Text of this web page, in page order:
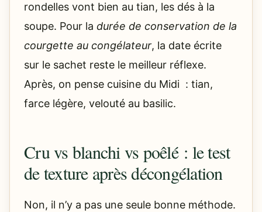
rondelles vont bien au tian, les dés à la
soupe. Pour la durée de conservation de la
courgette au congélateur, la date écrite
sur le sachet reste le meilleur réflexe.
Après, on pense cuisine du Midi : tian,
farce légère, velouté au basilic.
Cru vs blanchi vs poêlé : le test
de texture après décongélation
Non, il n’y a pas une seule bonne méthode.